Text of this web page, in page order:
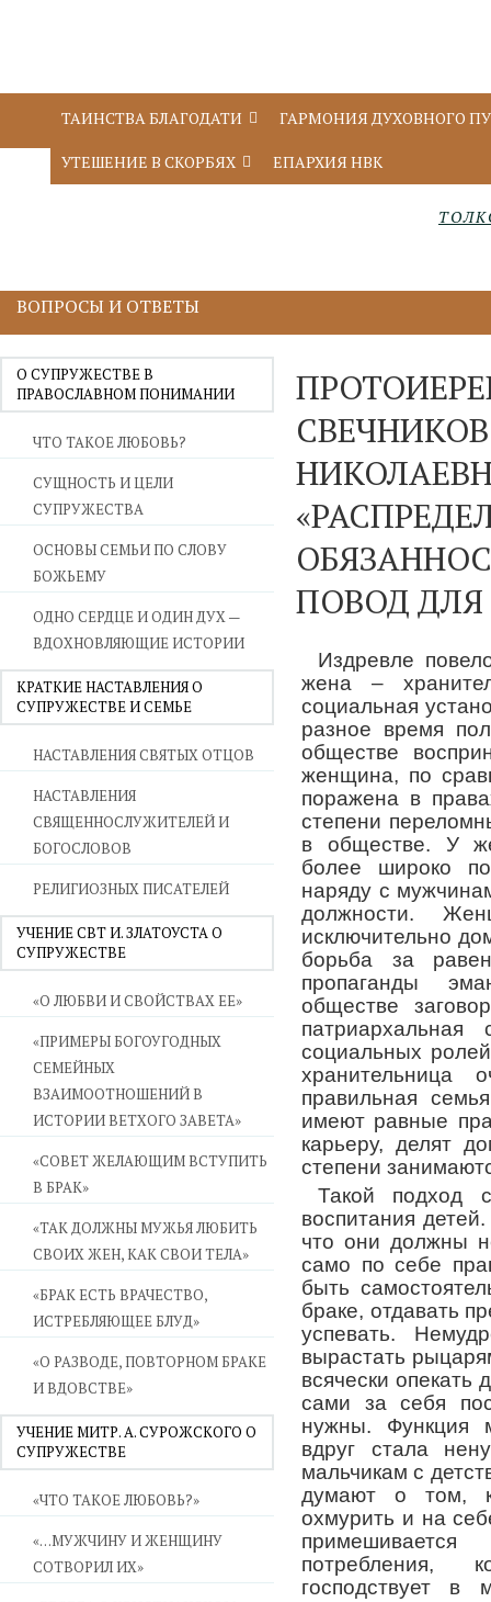
ТАИНСТВА БЛАГОДАТИ ГАРМОНИЯ ДУХОВНОГО
УТЕШЕНИЕ В СКОРБЯХ ЕПАРХИЯ НВК
ВОПРОСЫ И ОТВЕТЫ
О СУПРУЖЕСТВЕ В
ПРАВОСЛАВНОМ ПОНИМАНИИ
ЧТО ТАКОЕ ЛЮБОВЬ?
СУЩНОСТЬ И ЦЕЛИ
СУПРУЖЕСТВА
ОСНОВЫ СЕМЬИ ПО СЛОВУ
БОЖЬЕМУ
ОДНО СЕРДЦЕ И ОДИН ДУХ —
ВДОХНОВЛЯЮЩИЕ ИСТОРИИ
КРАТКИЕ НАСТАВЛЕНИЯ О
СУПРУЖЕСТВЕ И СЕМЬЕ
НАСТАВЛЕНИЯ СВЯТЫХ ОТЦОВ
НАСТАВЛЕНИЯ
СВЯЩЕННОСЛУЖИТЕЛЕЙ И
БОГОСЛОВОВ
РЕЛИГИОЗНЫХ ПИСАТЕЛЕЙ
УЧЕНИЕ СВТ И. ЗЛАТОУСТА О
СУПРУЖЕСТВЕ
«О ЛЮБВИ И СВОЙСТВАХ ЕЕ»
«ПРИМЕРЫ БОГОУГОДНЫХ
СЕМЕЙНЫХ
ВЗАИМООТНОШЕНИЙ В
ИСТОРИИ ВЕТХОГО ЗАВЕТА»
«СОВЕТ ЖЕЛАЮЩИМ ВСТУПИТЬ
В БРАК»
«ТАК ДОЛЖНЫ МУЖЬЯ ЛЮБИТЬ
СВОИХ ЖЕН, КАК СВОИ ТЕЛА»
«БРАК ЕСТЬ ВРАЧЕСТВО,
ИСТРЕБЛЯЮЩЕЕ БЛУД»
«О РАЗВОДЕ, ПОВТОРНОМ БРАКЕ
И ВДОВСТВЕ»
УЧЕНИЕ МИТР. А. СУРОЖСКОГО О
СУПРУЖЕСТВЕ
«ЧТО ТАКОЕ ЛЮБОВЬ?»
«…МУЖЧИНУ И ЖЕНЩИНУ
СОТВОРИЛ ИХ»
ПОВОД
Издревле
жена –
социальная
разное время
обществе
женщина, по
поражена в
степени
в обществе. У
более широко
наряду с
должности.
исключительно
борьба за
пропаганды
обществе
социальных
хранительница
правильная
имеют равные
карьеру, делят
степени
Такой подход
воспитания
что они должны
само по себе
быть
браке, отдавать
успевать.
вырастать
всячески
сами за себя
нужны. Функция
вдруг стала
мальчикам с
думают о том,
охмурить и на
потребления,
господствует в